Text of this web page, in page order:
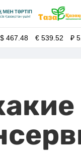
$467.48 €539.52 ₽